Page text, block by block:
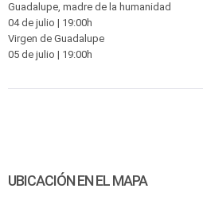
Guadalupe, madre de la humanidad
04 de julio | 19:00h​
Virgen de Guadalupe
05 de julio | 19:00h
UBICACIÓN EN EL MAPA